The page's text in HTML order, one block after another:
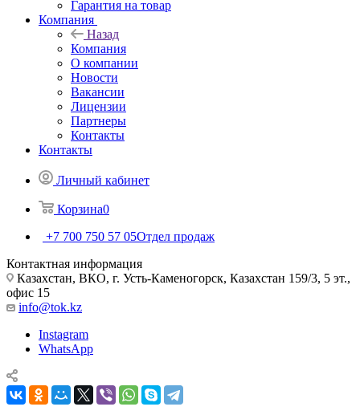
Гарантия на товар
Компания
Назад
Компания
О компании
Новости
Вакансии
Лицензии
Партнеры
Контакты
Контакты
Личный кабинет
Корзина0
+7 700 750 57 05Отдел продаж
Контактная информация
Казахстан, ВКО, г. Усть-Каменогорск, Казахстан 159/3, 5 эт.,
офис 15
info@tok.kz
Instagram
WhatsApp